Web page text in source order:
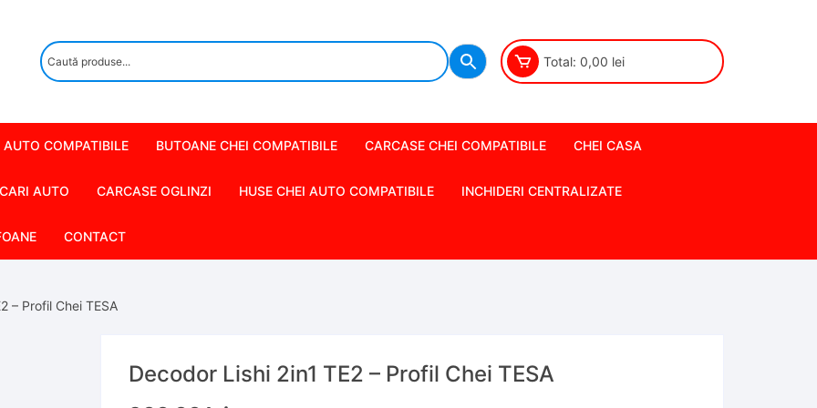
Total: 0,00 lei
AUTO COMPATIBILE BUTOANE CHEI COMPATIBILE CARCASE CHEI COMPATIBILE CHEI CASA
AUTO CARCASE OGLINZI HUSE CHEI AUTO COMPATIBILE INCHIDERI CENTRALIZATE
CONTACT
– Profil Chei TESA
Decodor Lishi 2in1 TE2 – Profil Chei TESA